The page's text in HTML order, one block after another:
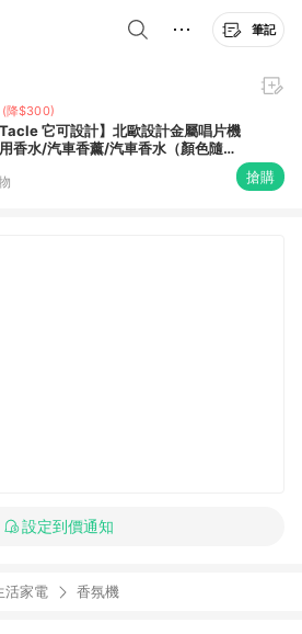
筆記
(降$300)
它可設計】北歐設計金屬唱片機
香水/汽車香薰/汽車香水（顏色隨機
搶購
設定到價通知
活家電 香氛機